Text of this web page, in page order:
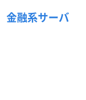
金融系サーバ